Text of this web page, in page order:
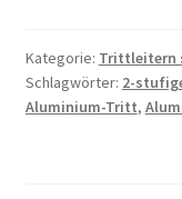
Aluminium
Menge
Kategorie: Trittleitern
Schlagwörter: 2-
Aluminium-Tritt,